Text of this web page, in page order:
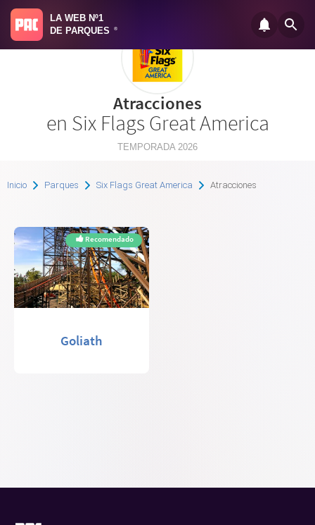
LA WEB Nº1
DE PARQUES
®
Atracciones
en Six Flags Great America
TEMPORADA 2026
Inicio Parques Six Flags Great America Atracciones
Recomendado
Goliath